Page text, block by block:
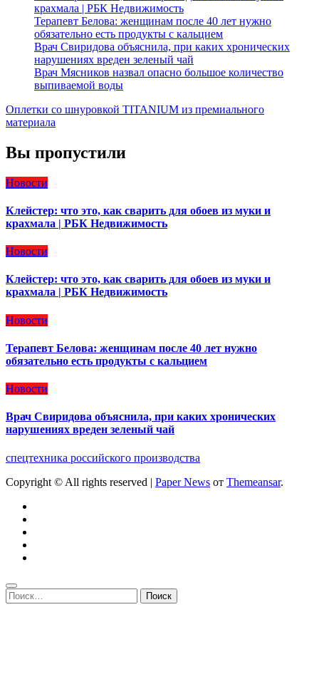
крахмала | РБК Недвижимость
Терапевт Белова: женщинам после 40 лет нужно
обязательно есть продукты с кальцием
Врач Свиридова объяснила, при каких хронических
нарушениях вреден зеленый чай
Врач Мясников назвал опасно большое количество
выпиваемой воды
Оплетки со шнуровкой TITANIUM из премиального
материала
Вы пропустили
Новости
Клейстер: что это, как сварить для обоев из муки и
крахмала | РБК Недвижимость
Новости
Клейстер: что это, как сварить для обоев из муки и
крахмала | РБК Недвижимость
Новости
Терапевт Белова: женщинам после 40 лет нужно
обязательно есть продукты с кальцием
Новости
Врач Свиридова объяснила, при каких хронических
нарушениях вреден зеленый чай
спецтехника российского производства
Copyright © All rights reserved | Paper News от Themeansar.
Найти: